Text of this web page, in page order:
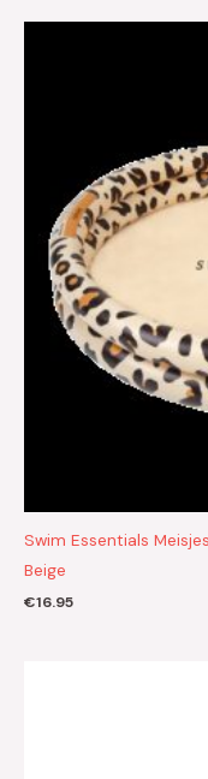
Swim Essentials
Beige
€16.95